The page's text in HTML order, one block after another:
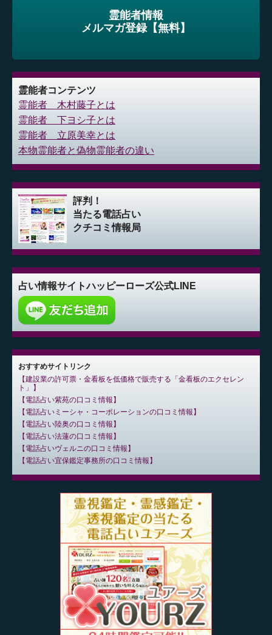
霊能者情報
メルマガ登録【無料】
霊能者コンテンツ
霊能者 木村藤子とは
霊能者 下ヨシ子とは
霊能者 立原美幸とは
本物霊能者と偽物霊能者の違い
評判！
当たる電話占い
クチコミ情報局
占い情報サイトハッピーローズ公式LINE
おすすめサイトリンク
建設業の許可票・金看板を低価格で販売する「金看板のエクセレン
ト」
電話占い紫苑の口コミ情報
電話占いミーシャ・コーポレーションの口コミ情報
電話占い陸奥の口コミ情報
電話占い法蓮の口コミ情報
電話占いヴェルニの口コミ情報
電話占い宜保鑑定事務所の口コミ情報